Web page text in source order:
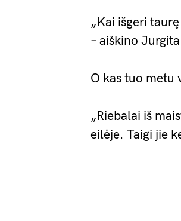
„Kai išgeri
– aiškino
O kas tuo metu
„Riebalai iš
eilėje. Taigi jie